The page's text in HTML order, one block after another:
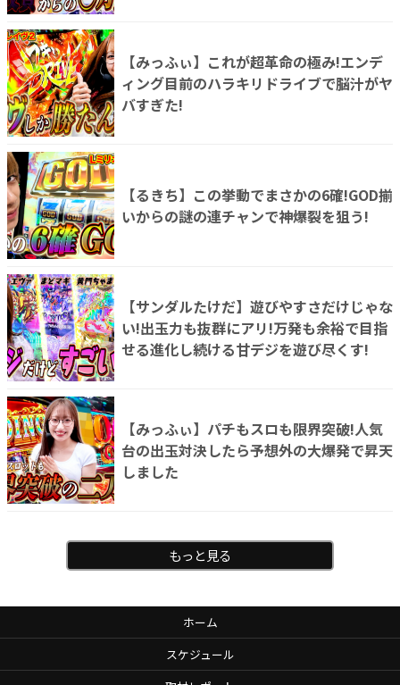
【みっふぃ】これが超革命の極み!エンデ
ィング目前のハラキリドライブで脳汁がヤ
バすぎた!
【るきち】この挙動でまさかの6確!GOD揃
いからの謎の連チャンで神爆裂を狙う!
【サンダルたけだ】遊びやすさだけじゃな
い!出玉力も抜群にアリ!万発も余裕で目指
せる進化し続ける甘デジを遊び尽くす!
【みっふぃ】パチもスロも限界突破!人気
台の出玉対決したら予想外の大爆発で昇天
しました
もっと見る
ホーム
スケジュール